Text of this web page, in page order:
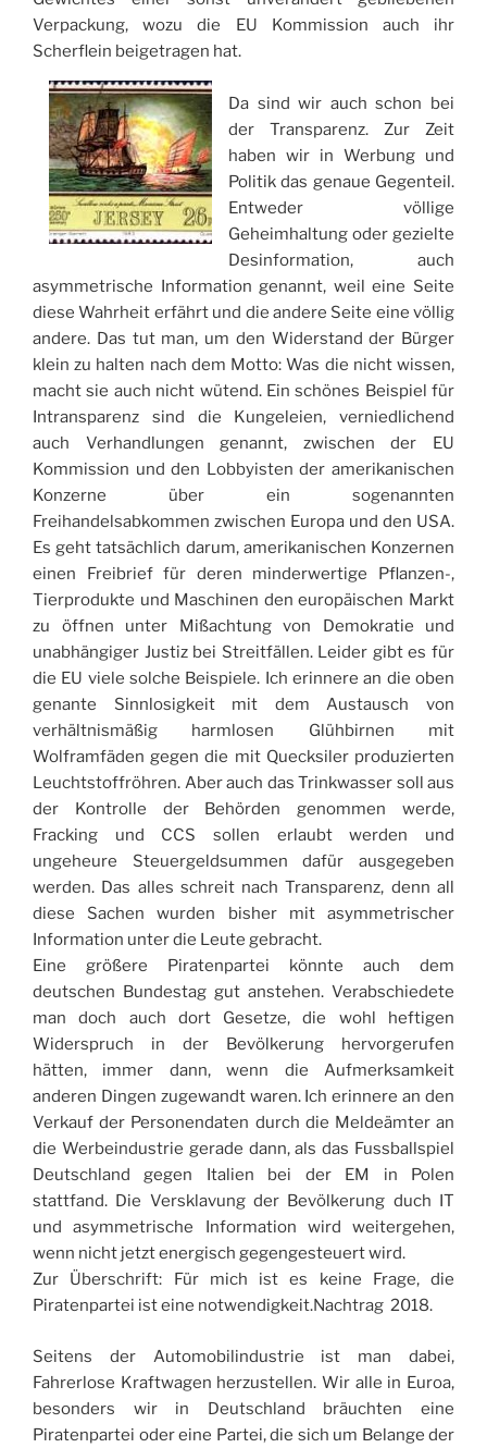
Verpackung, wozu die EU Kommission auch ihr
Scherflein beigetragen hat.
Da sind wir auch schon bei
der Transparenz. Zur Zeit
haben wir in Werbung und
Politik das genaue Gegenteil.
Entweder völlige
Geheimhaltung oder gezielte
Desinformation, auch
asymmetrische Information genannt, weil eine Seite
diese Wahrheit erfährt und die andere Seite eine völlig
andere. Das tut man, um den Widerstand der Bürger
klein zu halten nach dem Motto: Was die nicht wissen,
macht sie auch nicht wütend. Ein schönes Beispiel für
Intransparenz sind die Kungeleien, verniedlichend
auch Verhandlungen genannt, zwischen der EU
Kommission und den Lobbyisten der amerikanischen
Konzerne über ein sogenannten
Freihandelsabkommen zwischen Europa und den USA.
Es geht tatsächlich darum, amerikanischen Konzernen
einen Freibrief für deren minderwertige Pflanzen-,
Tierprodukte und Maschinen den europäischen Markt
zu öffnen unter Mißachtung von Demokratie und
unabhängiger Justiz bei Streitfällen. Leider gibt es für
die EU viele solche Beispiele. Ich erinnere an die oben
genante Sinnlosigkeit mit dem Austausch von
verhältnismäßig harmlosen Glühbirnen mit
Wolframfäden gegen die mit Quecksiler produzierten
Leuchtstoffröhren. Aber auch das Trinkwasser soll aus
der Kontrolle der Behörden genommen werde,
Fracking und CCS sollen erlaubt werden und
ungeheure Steuergeldsummen dafür ausgegeben
werden. Das alles schreit nach Transparenz, denn all
diese Sachen wurden bisher mit asymmetrischer
Information unter die Leute gebracht.
Eine größere Piratenpartei könnte auch dem
deutschen Bundestag gut anstehen. Verabschiedete
man doch auch dort Gesetze, die wohl heftigen
Widerspruch in der Bevölkerung hervorgerufen
hätten, immer dann, wenn die Aufmerksamkeit
anderen Dingen zugewandt waren. Ich erinnere an den
Verkauf der Personendaten durch die Meldeämter an
die Werbeindustrie gerade dann, als das Fussballspiel
Deutschland gegen Italien bei der EM in Polen
stattfand. Die Versklavung der Bevölkerung duch IT
und asymmetrische Information wird weitergehen,
wenn nicht jetzt energisch gegengesteuert wird.
Zur Überschrift: Für mich ist es keine Frage, die
Piratenpartei ist eine notwendigkeit.Nachtrag 2018.
Seitens der Automobilindustrie ist man dabei,
Fahrerlose Kraftwagen herzustellen. Wir alle in Euroa,
besonders wir in Deutschland bräuchten eine
Piratenpartei oder eine Partei, die sich um Belange der